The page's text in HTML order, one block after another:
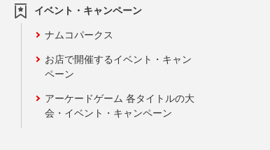
イベント・キャンペーン
ナムコパークス
お店で開催するイベント・キャン
ペーン
アーケードゲーム 各タイトルの大
会・イベント・キャンペーン